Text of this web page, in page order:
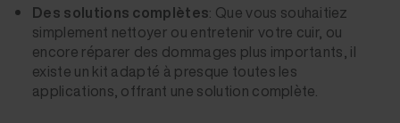
Des solutions complètes: Que vous souhaitiez
simplement nettoyer ou entretenir votre cuir, ou
encore réparer des dommages plus importants, il
existe un kit adapté à presque toutes les
applications, offrant une solution complète.